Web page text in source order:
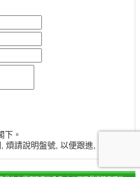
下。
請說明盤號, 以便跟進, 謝謝。